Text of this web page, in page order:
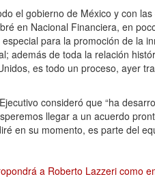
el gobierno de México y con
en Nacional Financiera, en
para la promoción de la
además de toda la relación
es todo un proceso, ayer
consideró que “ha
llegar a un acuerdo
en su momento, es parte del
a Roberto Lazzeri como